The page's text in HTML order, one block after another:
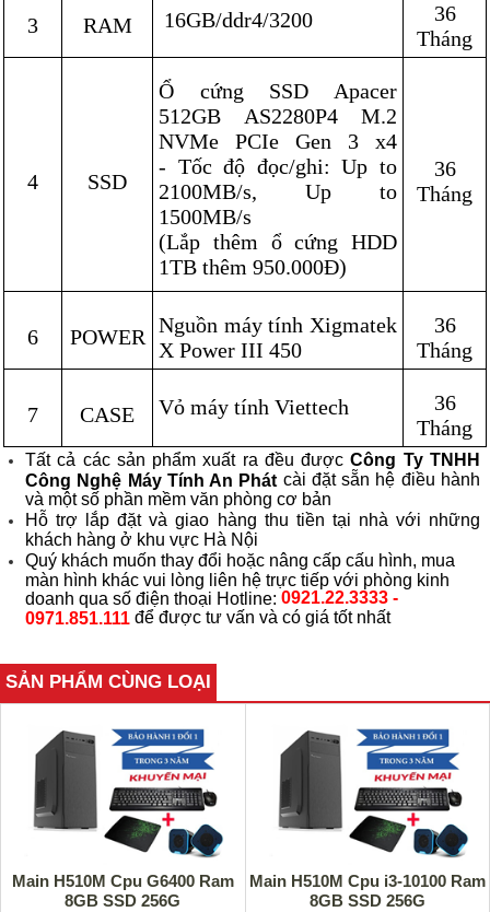
3 RAM 16GB/ddr4/3200
36
Tháng
4 SSD
Ổ cứng SSD Apacer
512GB AS2280P4 M.2
NVMe PCIe Gen 3 x4
- Tốc độ đọc/ghi: Up to
2100MB/s, Up to
1500MB/s
(Lắp thêm ổ cứng HDD
1TB thêm 950.000Đ)
36
Tháng
6 POWER Nguồn máy tính Xigmatek
X Power III 450
36
Tháng
7 CASE Vỏ máy tính Viettech
36
Tháng
Tất cả các sản phẩm xuất ra đều đượcCông Ty TNHH
Công Nghệ Máy Tính An Phát cài đặt sẵn hệ điều hành
và một số phần mềm văn phòng cơ bản
Hỗ trợ lắp đặt và giao hàng thu tiền tại nhà với những
khách hàng ở khu vực Hà Nội
Quý khách muốn thay đổi hoặc nâng cấp cấu hình, mua
màn hình khác vui lòng liên hệ trực tiếp với phòng kinh
doanh qua số điện thoại Hotline: 0921.22.3333 -
0971.851.111 để được tư vấn và có giá tốt nhất
SẢN PHẨM CÙNG LOẠI
Main H510M Cpu G6400 Ram
8GB SSD 256G
Main H510M Cpu i3-10100 Ram
8GB SSD 256G